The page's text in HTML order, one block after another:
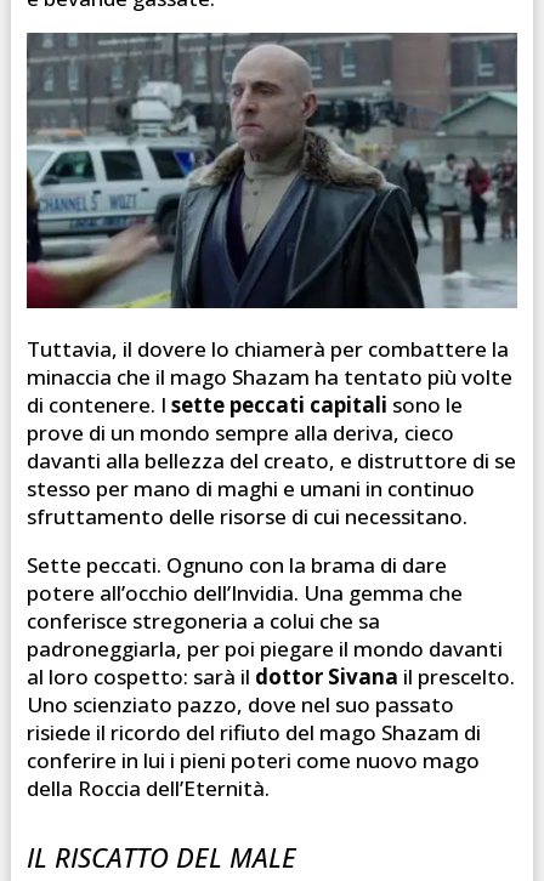
Tuttavia, il dovere lo chiamerà per combattere la
minaccia che il mago Shazam ha tentato più volte
di contenere. I sette peccati capitali sono le
prove di un mondo sempre alla deriva, cieco
davanti alla bellezza del creato, e distruttore di se
stesso per mano di maghi e umani in continuo
sfruttamento delle risorse di cui necessitano.
Sette peccati. Ognuno con la brama di dare
potere all’occhio dell’Invidia. Una gemma che
conferisce stregoneria a colui che sa
padroneggiarla, per poi piegare il mondo davanti
al loro cospetto: sarà il dottor Sivana il prescelto.
Uno scienziato pazzo, dove nel suo passato
risiede il ricordo del rifiuto del mago Shazam di
conferire in lui i pieni poteri come nuovo mago
della Roccia dell’Eternità.
IL RISCATTO DEL MALE